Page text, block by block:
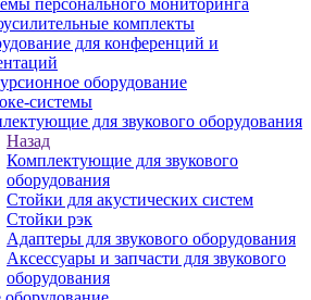
персонального мониторинга
комплекты
для конференций и
оборудование
системы
для звукового оборудования
Назад
Комплектующие для звукового
оборудования
Стойки для акустических систем
Стойки рэк
Адаптеры для звукового оборудования
Аксессуары и запчасти для звукового
оборудования